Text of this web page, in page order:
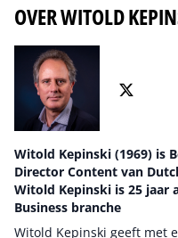
OVER WITOLD
Witold Kepinski (1969) is
Director Content van
Witold Kepinski is 25 jaar
Business branche
Witold Kepinski geeft met